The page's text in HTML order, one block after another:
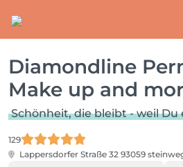
Diamondline
Make up and
Schönheit, die bleibt - weil Du
129
Lappersdorfer Straße 32 93059